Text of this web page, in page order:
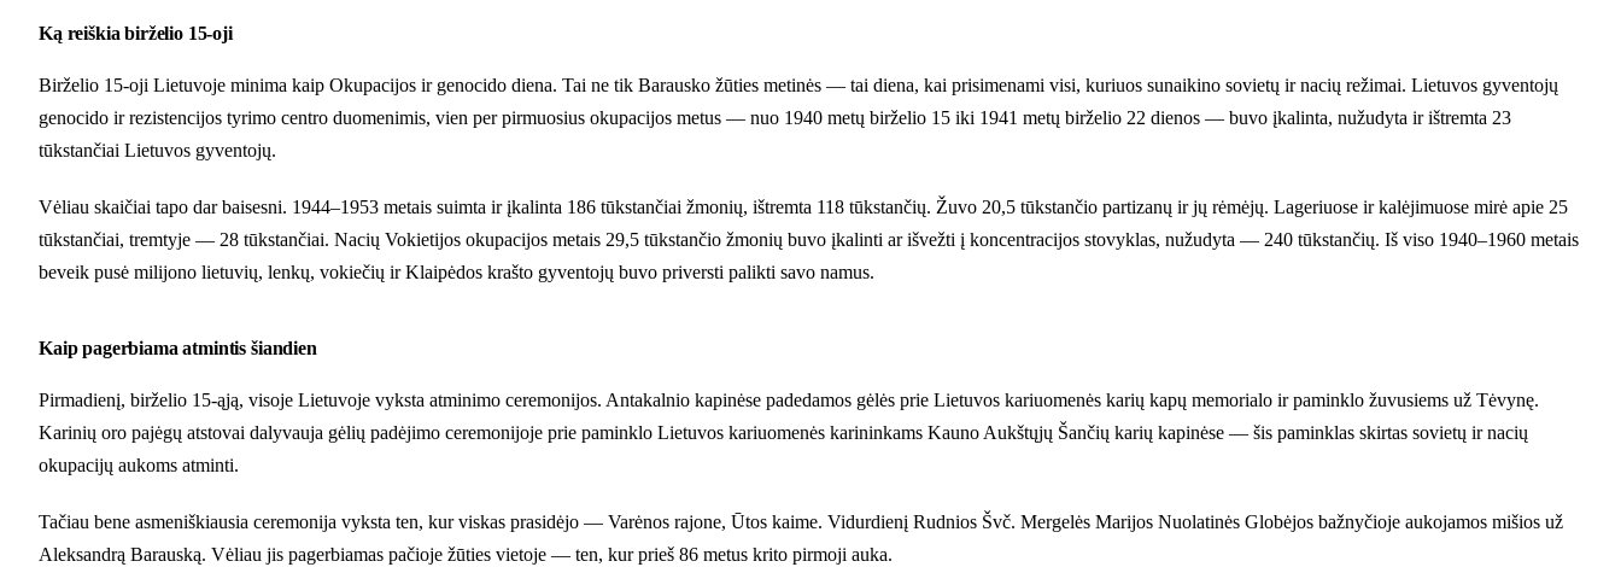
Ką reiškia birželio 15-oji
Birželio 15-oji Lietuvoje minima kaip Okupacijos ir genocido diena. Tai ne tik Barausko žūties metinės — tai diena, kai prisimenami visi, kuriuos sunaikino sovietų ir nacių režimai. Lietuvos gyventojų
genocido ir rezistencijos tyrimo centro duomenimis, vien per pirmuosius okupacijos metus — nuo 1940 metų birželio 15 iki 1941 metų birželio 22 dienos — buvo įkalinta, nužudyta ir ištremta 23
tūkstančiai Lietuvos gyventojų.
Vėliau skaičiai tapo dar baisesni. 1944–1953 metais suimta ir įkalinta 186 tūkstančiai žmonių, ištremta 118 tūkstančių. Žuvo 20,5 tūkstančio partizanų ir jų rėmėjų. Lageriuose ir kalėjimuose mirė apie 25
tūkstančiai, tremtyje — 28 tūkstančiai. Nacių Vokietijos okupacijos metais 29,5 tūkstančio žmonių buvo įkalinti ar išvežti į koncentracijos stovyklas, nužudyta — 240 tūkstančių. Iš viso 1940–1960 metais
beveik pusė milijono lietuvių, lenkų, vokiečių ir Klaipėdos krašto gyventojų buvo priversti palikti savo namus.
Kaip pagerbiama atmintis šiandien
Pirmadienį, birželio 15-ąją, visoje Lietuvoje vyksta atminimo ceremonijos. Antakalnio kapinėse padedamos gėlės prie Lietuvos kariuomenės karių kapų memorialo ir paminklo žuvusiems už Tėvynę.
Karinių oro pajėgų atstovai dalyvauja gėlių padėjimo ceremonijoje prie paminklo Lietuvos kariuomenės karininkams Kauno Aukštųjų Šančių karių kapinėse — šis paminklas skirtas sovietų ir nacių
okupacijų aukoms atminti.
Tačiau bene asmeniškiausia ceremonija vyksta ten, kur viskas prasidėjo — Varėnos rajone, Ūtos kaime. Vidurdienį Rudnios Švč. Mergelės Marijos Nuolatinės Globėjos bažnyčioje aukojamos mišios už
Aleksandrą Barauską. Vėliau jis pagerbiamas pačioje žūties vietoje — ten, kur prieš 86 metus krito pirmoji auka.